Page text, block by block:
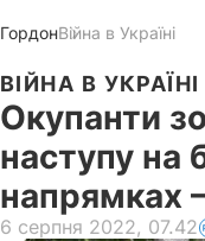
ГордонВійна в Україні
ВІЙНА В УКРАЇНІ
Окупанти
наступу на
напрямках
6 серпня 2022, 07.42